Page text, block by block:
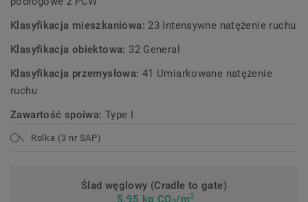
Klasyfikacja mieszkaniowa: 23 Intensywne natężenie ruchu
Klasyfikacja obiektowa: 32 General
Klasyfikacja przemysłowa: 41 Umiarkowane natężenie
ruchu
Zawartość spoiwa: Type I
Rolka (3 nr SAP)
Ślad węglowy (Cradle to gate)
5.95 kg CO /m2